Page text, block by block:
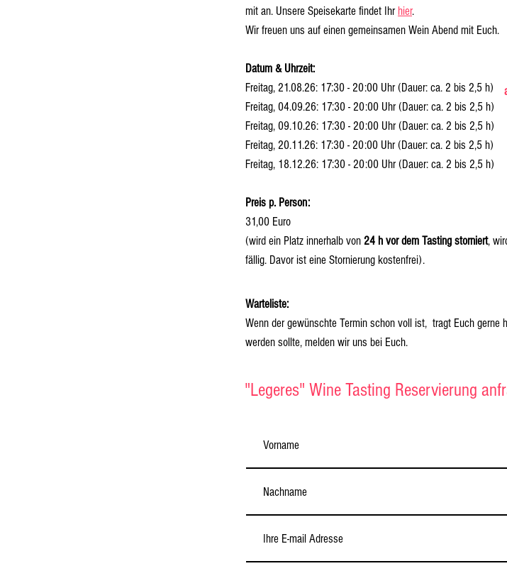
mit an. Unsere Speisekarte findet Ihr hier.
Wir freuen uns auf einen gemeinsamen Wein Abend mit Euch.
Datum & Uhrzeit:
Freitag, 21.08.26: 17:30 - 20:00 Uhr (Dauer: ca. 2 bis 2,5 h)
Freitag, 04.09.26: 17:30 - 20:00 Uhr (Dauer: ca. 2 bis 2,5 h)
Freitag, 09.10.26: 17:30 - 20:00 Uhr (Dauer: ca. 2 bis 2,5 h)
Freitag, 20.11.26: 17:30 - 20:00 Uhr (Dauer: ca. 2 bis 2,5 h)
Freitag, 18.12.26: 17:30 - 20:00 Uhr (Dauer: ca. 2 bis 2,5 h)
Preis p. Person:
31,00 Euro
(wird ein Platz innerhalb von 24 h vor dem Tasting storniert,
fällig. Davor ist eine Stornierung kostenfrei).
Warteliste:
Wenn der gewünschte Termin schon voll ist, tragt Euch gerne
werden sollte, melden wir uns bei Euch.
"Legeres" Wine Tasting Reservierung